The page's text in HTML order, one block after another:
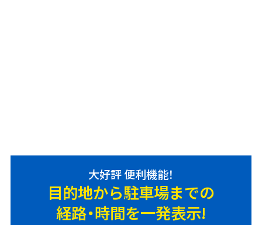
大好評 便利機能！
目的地から駐車場までの
経路・時間を一発表示!